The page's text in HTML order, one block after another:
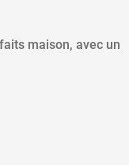
maison, avec un